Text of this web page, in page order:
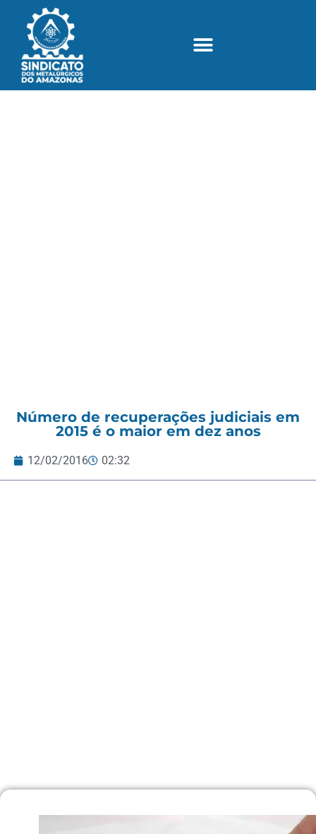
Número de recuperações judiciais em
2015 é o maior em dez anos
12/02/2016 02:32